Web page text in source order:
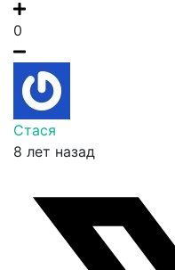
0
Стася
8 лет назад